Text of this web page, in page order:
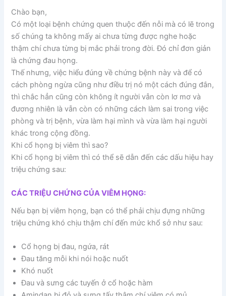
Chào bạn,
Có một loại bệnh chứng quen thuộc đến nỗi mà có lẽ trong
số chúng ta không mấy ai chưa từng được nghe hoặc
thậm chí chưa từng bị mắc phải trong đời. Đó chỉ đơn giản
là chứng đau họng.
Thế nhưng, việc hiểu đúng về chứng bệnh này và để có
cách phòng ngừa cũng như điều trị nó một cách đúng đắn,
thì chắc hẳn cũng còn không ít người vẫn còn lơ mơ và
đương nhiên là vẫn còn có những cách làm sai trong việc
phòng và trị bệnh, vừa làm hại mình và vừa làm hại người
khác trong cộng đồng.
Khi cổ họng bị viêm thì sao?
Khi cổ họng bị viêm thì có thể sẽ dẫn đến các dấu hiệu hay
triệu chứng sau:
CÁC TRIỆU CHỨNG CỦA VIÊM HỌNG:
Nếu bạn bị viêm họng, bạn có thể phải chịu đựng những
triệu chứng khó chịu thậm chí đến mức khổ sở như sau:
Cổ họng bị đau, ngứa, rát
Đau tăng mỗi khi nói hoặc nuốt
Khó nuốt
Đau và sưng các tuyến ở cổ hoặc hàm